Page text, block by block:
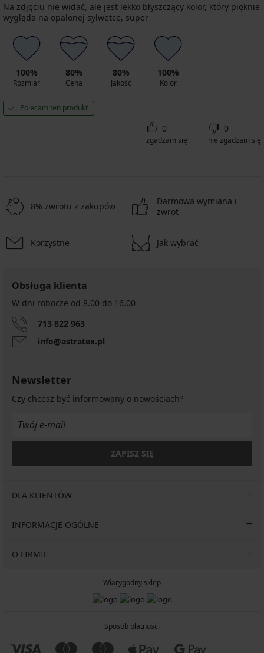
Na zdjęciu nie widać, ale jest lekko błyszczący kolor, który pięknie
wygląda na opalonej sylwetce, super
100%
Rozmiar
80%
Cena
80%
Jakość
100%
Kolor
Polecam ten produkt
0
zgadzam się
0
nie zgadzam się
8% zwrotu z zakupów
Darmowa wymiana i
zwrot
Korzystne Jak wybrać
Obsługa klienta
W dni robocze od 8.00 do 16.00
713 822 963
info@astratex.pl
Newsletter
Czy chcesz być informowany o nowościach?
ZAPISZ SIĘ
DLA KLIENTÓW
INFORMACJE OGÓLNE
O FIRMIE
Wiarygodny sklep
Sposób płatności